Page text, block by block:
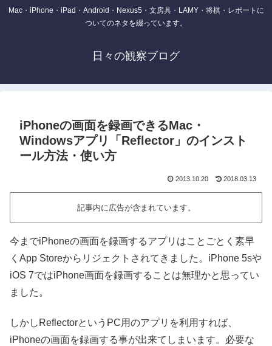
Mac・iPhone・iPad・Android・Nexus5・文房具・LAMY・将棋・レポートに
ついてのネタを綴っています。
日々の観察ブログ
iPhoneの画面を録画できるMac・
Windowsアプリ「Reflector」のインスト
ール方法・使い方
2013.10.20 2018.03.13
記事内に広告が含まれています。
今までiPhoneの画面を録画するアプリはことごとく素早
くApp Storeからリジェクトされてきました。iPhone 5sや
iOS 7ではiPhone画面を録画することは無理かと思ってい
ました。
しかしReflectorというPC用のアプリを利用すれば、
iPhoneの画面を録画する事が出来てしまいます。必要な